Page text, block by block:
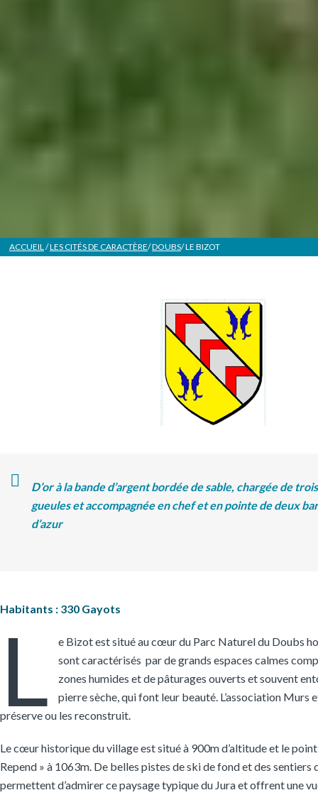
ACCUEIL/LES CITÉS DE CARACTÈRE/DOUBS/LE BIZOT
D’or à la bande d’argent bordée de sable, chargée de
gueules et accompagnée en chef et en pointe de deux
d’azur
Habitants : 330 Gayots
L
e Bizot est situé au cœur du Parc Naturel du Doubs
sont caractérisés par de grands espaces calmes
zones humides et de pâturages ouverts et souvent
pierre sèche, qui font leur beauté. L’association Murs
préserve ou les reconstruit.
Le cœur historique du village est situé à 900m d’altitude et le
Repend » à 1063m. De belles pistes de ski de fond et des sentiers
permettent d’admirer ce paysage typique du Jura et offrent une